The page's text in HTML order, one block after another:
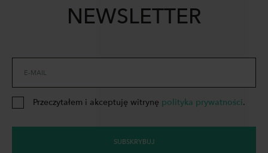
NEWSLETTER
E-MAIL
Przeczytałem i akceptuję witrynę polityka prywatności.
SUBSKRYBUJ